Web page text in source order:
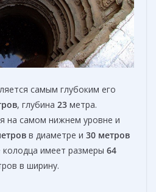
самым глубоким его
, глубина 23 метра.
на самом нижнем уровне и
в диаметре и 30 метров
колодца имеет размеры 64
в ширину.